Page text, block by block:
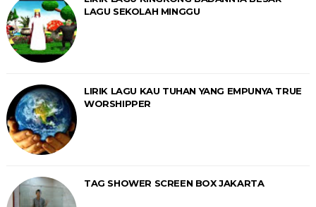
LAGU SEKOLAH MINGGU
LIRIK LAGU KAU TUHAN YANG EMPUNYA TRUE
WORSHIPPER
TAG SHOWER SCREEN BOX JAKARTA